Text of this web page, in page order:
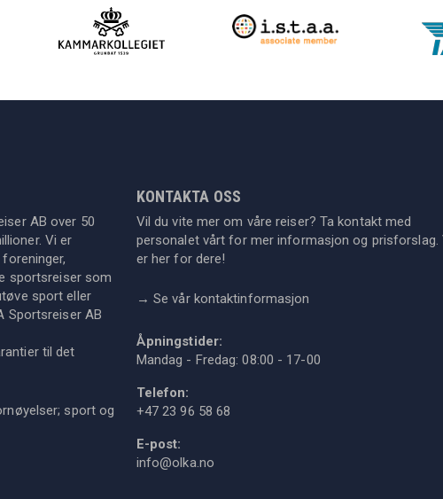
AB over 50
Vi er
sportsreiser som
sport eller
Sportsreiser AB
til det
sport og
KONTAKTA OSS
Vil du vite mer om våre reiser? Ta kontakt med
personalet vårt for mer informasjon og prisforslag.
er her for dere!
→ Se vår kontaktinformasjon
Åpningstider:
Mandag - Fredag: 08:00 - 17-00
Telefon:
+47 23 96 58 68
E-post:
info@olka.no